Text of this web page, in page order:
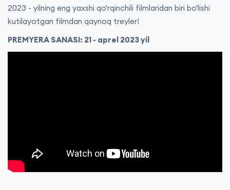
2023 - yilning eng yaxshi qo'rqinchili filmlaridan biri bo'lishi
kutilayotgan filmdan qaynoq treyler!
PREMYERA SANASI: 21 - aprel 2023 yil